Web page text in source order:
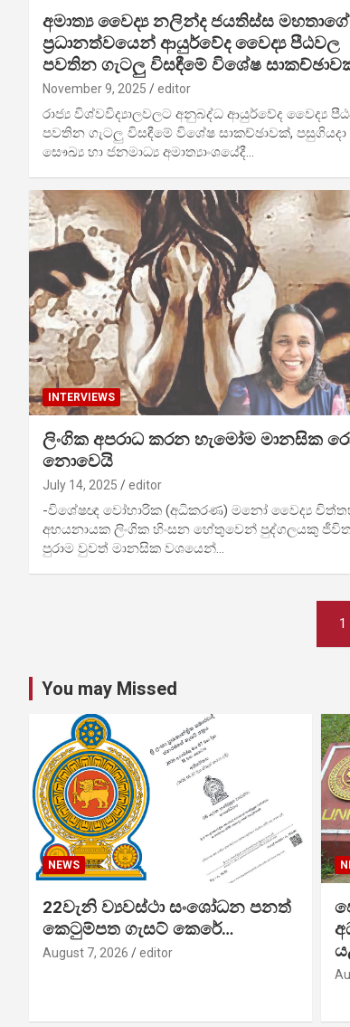
අමාත්‍ය වෛද්‍ය නලින්ද ජයතිස්ස මහතාගේ
ප්‍රධානත්වයෙන් ආයුර්වේද වෛද්‍ය පීඨවල
පවතින ගැටලු විසඳීමේ විශේෂ
November 9, 2025 editor
රාජ්‍ය විශ්වවිද්‍යාලවලට අනුබද්ධ ආයුර්වේද වෛද්‍ය
පවතින ගැටලු විසඳීමේ විශේෂ සාකච්ඡාවක්, පසුගියදා
සෞඛ්‍ය හා ජනමාධ්‍ය අමාත්‍යාංශයේදී…
INTERVIEWS
ලිංගික අප­රාධ කරන හැමෝම මාන­සික
නොවෙයි
July 14, 2025 editor
-විශේ­ෂඥ වෝහා­රික (අධි­ක­රණ) මනෝ වෛද්‍ය
අභ­ය­නා­යක ලිංගික හිංසන හේතු­වෙන් පුද්ග­ල­යකු
පුරාම වුවත් මාන­සික වශ­යෙන්…
1
You may Missed
NEWS
22වැනි ව්‍යවස්ථා සංශෝධන පනත්
කෙටුම්පත ගැසට් කෙරේ…
August 7, 2026 editor